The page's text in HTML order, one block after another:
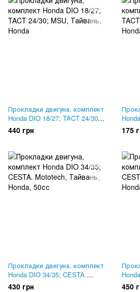
Прокладки двигуна, комплект
Honda DIO 18/27; TACT 24/30;
MSU, Тайвань
440 грн 175
Прокладки двигуна, комплект
Honda DIO 34/35; CESTA.
Mototech, Тайвань
430 грн 450